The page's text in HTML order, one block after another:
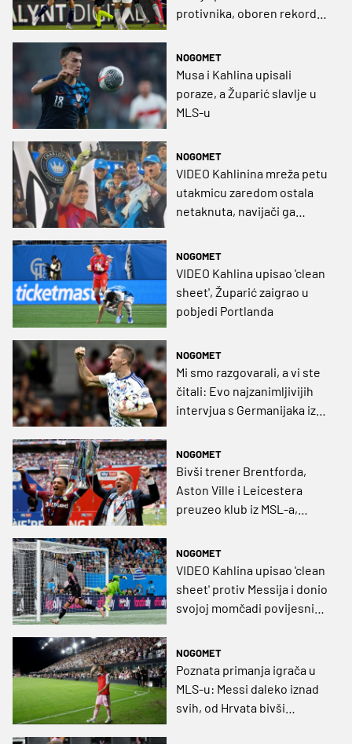
protivnika, oboren rekord
Adua u povijest
NOGOMET
Musa i Kahlina upisali
poraze, a Župarić slavlje u
MLS-u
NOGOMET
VIDEO Kahlinina mreža petu
utakmicu zaredom ostala
netaknuta, navijači ga
NOGOMET
VIDEO Kahlina upisao 'clean
sheet', Župarić zaigrao u
pobjedi Portlanda
NOGOMET
Mi smo razgovarali, a vi ste
čitali: Evo najzanimljivijih
intervjua s Germanijaka iz
NOGOMET
Bivši trener Brentforda,
Aston Ville i Leicestera
preuzeo klub iz MSL-a,
NOGOMET
VIDEO Kahlina upisao 'clean
sheet' protiv Messija i donio
svojoj momčadi povijesni
NOGOMET
Poznata primanja igrača u
MLS-u: Messi daleko iznad
svih, od Hrvata bivši